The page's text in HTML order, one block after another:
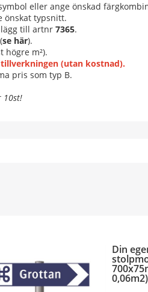
eller ange önskad
önskat typsnitt.
lägg till artnr 7365.
se här).
högre m²).
(utan kostnad).
pris som typ B.
10st!
Din
0,06m2)